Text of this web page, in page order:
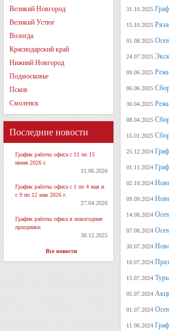
Великий Новгород
Великий Устюг
Вологда
Краснодарский край
Нижний Новгород
Подмосковье
Псков
Смоленск
Последние новости
График работы офиса с 11 по 15
июня 2026 г.
11.06.2026
График работы офиса с 1 по 4 мая и
с 9 по 12 мая 2026 г.
27.04.2026
График работы офиса в новогодние
праздники
30.12.2025
Все новости
31.10.2025
15.10.2025
01.08.2025
24.07.2025
09.06.2025
06.06.2025
30.04.2025
08.04.2025
15.01.2025
25.12.2024
01.11.2024
02.10.2024
09.09.2024
14.08.2024
07.08.2024
30.07.2024
16.07.2024
15.07.2024
05.07.2024
01.07.2024
11.06.2024